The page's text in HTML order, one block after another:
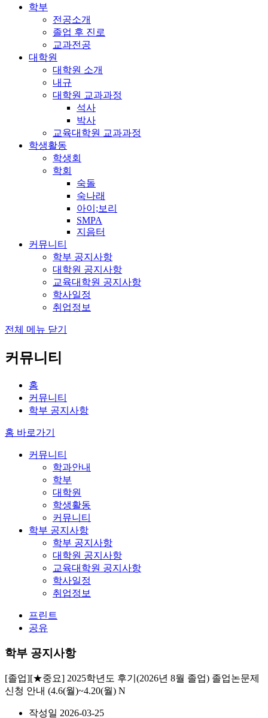
학부
전공소개
졸업 후 진로
교과전공
대학원
대학원 소개
내규
대학원 교과과정
석사
박사
교육대학원 교과과정
학생활동
학생회
학회
숙돌
숙나래
아이;보리
SMPA
지음터
커뮤니티
학부 공지사항
대학원 공지사항
교육대학원 공지사항
학사일정
취업정보
전체 메뉴 닫기
커뮤니티
홈
커뮤니티
학부 공지사항
홈 바로가기
커뮤니티
학과안내
학부
대학원
학생활동
커뮤니티
학부 공지사항
학부 공지사항
대학원 공지사항
교육대학원 공지사항
학사일정
취업정보
프린트
공유
학부 공지사항
[졸업][★중요] 2025학년도 후기(2026년 8월 졸업) 졸업논문제
신청 안내 (4.6(월)~4.20(월) N
작성일 2026-03-25